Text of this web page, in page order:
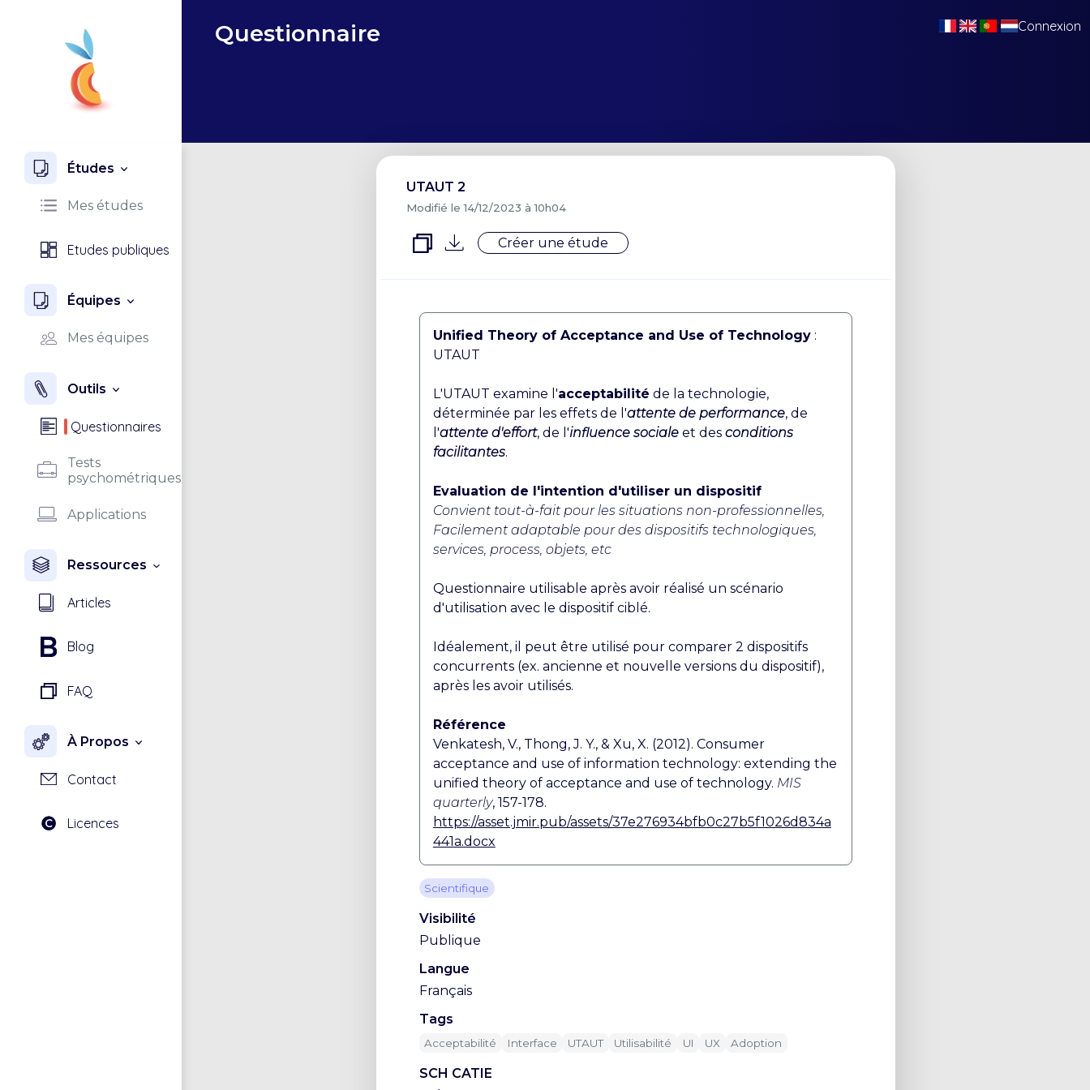
Études
Mes études
Etudes publiques
Équipes
Mes équipes
Outils
Questionnaires
Tests
psychométriques
Applications
Ressources
Articles
Blog
FAQ
À Propos
Contact
Licences
Connexion
Questionnaire
UTAUT 2
Modifié le 14/12/2023 à 10h04
Créer une étude
Unified Theory of Acceptance and Use of Technology:
UTAUT
L'UTAUT examine l'acceptabilité de la technologie,
déterminée par les effets de l'attente de performance, de
l'attente d'effort, de l'influence socialeet des conditions
facilitantes.
Evaluation de l'intention d'utiliser un dispositif
Convient tout-à-fait pour les situations non-professionnelles,
Facilement adaptable pour des dispositifs technologiques,
services, process, objets, etc
Questionnaire utilisable après avoir réalisé un scénario
d'utilisation avec le dispositif ciblé.
Idéalement, il peut être utilisé pour comparer 2 dispositifs
concurrents (ex. ancienne et nouvelle versions du dispositif),
après les avoir utilisés.
Référence
Venkatesh, V., Thong, J. Y., & Xu, X. (2012). Consumer
acceptance and use of information technology: extending the
unified theory of acceptance and use of technology. MIS
quarterly, 157-178.
https://asset.jmir.pub/assets/37e276934bfb0c27b5f1026d834a
441a.docx
Scientifique
Visibilité
Publique
Langue
Français
Tags
Acceptabilité Interface UTAUT Utilisabilité UI UX Adoption
SCH CATIE